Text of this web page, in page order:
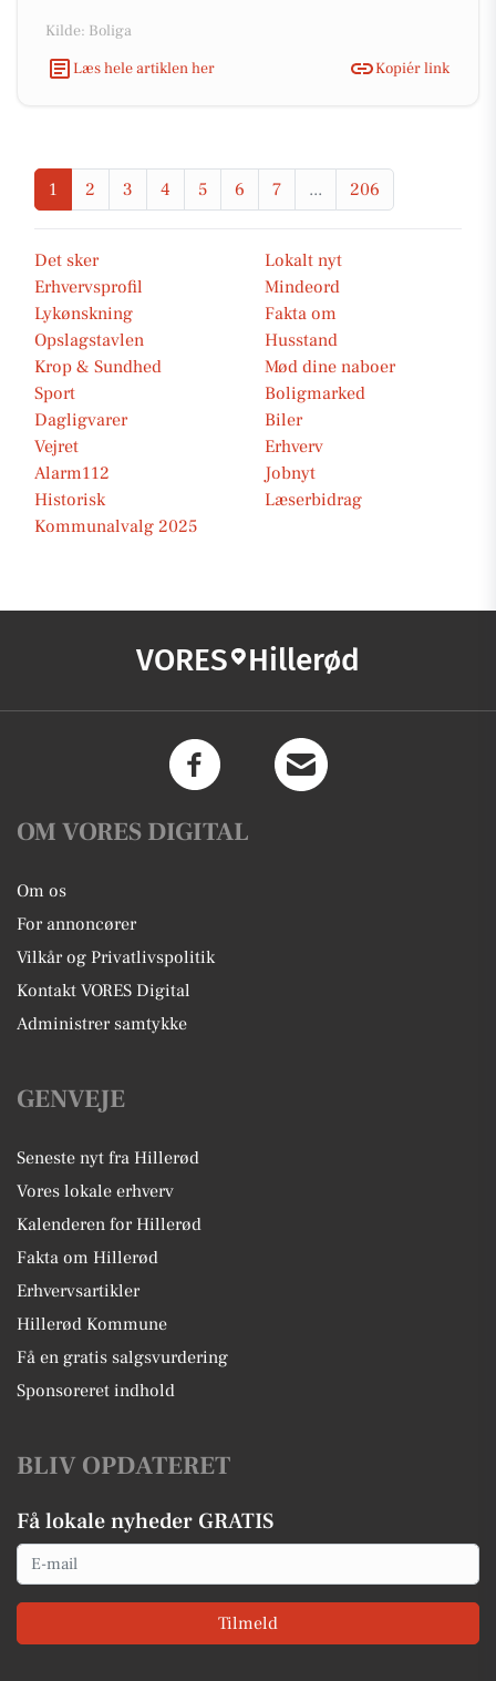
Kilde: Boliga
Læs hele artiklen her
Kopiér link
1 2 3 4 5 6 7 ... 206
Det sker
Lokalt nyt
Erhvervsprofil
Mindeord
Lykønskning
Fakta om
Opslagstavlen
Husstand
Krop & Sundhed
Mød dine naboer
Sport
Boligmarked
Dagligvarer
Biler
Vejret
Erhverv
Alarm112
Jobnyt
Historisk
Læserbidrag
Kommunalvalg 2025
VORES Hillerød
OM VORES DIGITAL
Om os
For annoncører
Vilkår og Privatlivspolitik
Kontakt VORES Digital
Administrer samtykke
GENVEJE
Seneste nyt fra Hillerød
Vores lokale erhverv
Kalenderen for Hillerød
Fakta om Hillerød
Erhvervsartikler
Hillerød Kommune
Få en gratis salgsvurdering
Sponsoreret indhold
BLIV OPDATERET
Få lokale nyheder GRATIS
Email
Tilmeld